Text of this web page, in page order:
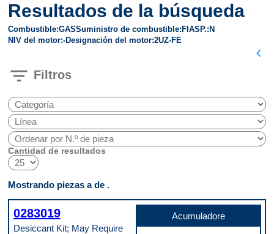
Resultados de la búsqueda
Combustible GASSuministro de combustible FI ASP. N
NIV del motor -Designación del motor 2UZ-FE
chevron_left
filter_list Filtros
Cantidad de resultados
Mostrando piezas a de .
0283019
Desiccant Kit; May Require
Acumuladore